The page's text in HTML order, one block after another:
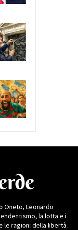
Oneto, Leonardo
la lotta e i
le ragioni della libertà.